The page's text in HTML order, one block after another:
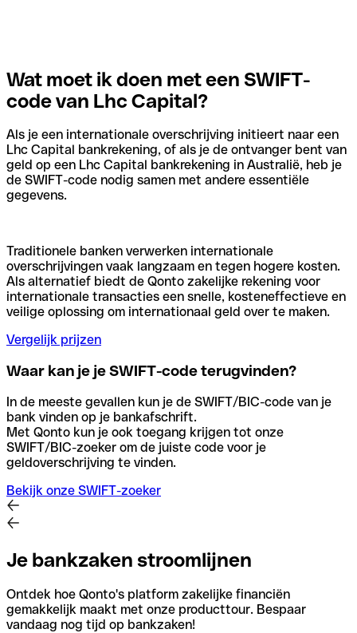
Wat moet ik doen met een SWIFT-
code van Lhc Capital?
Als je een internationale overschrijving initieert naar een
Lhc Capital bankrekening, of als je de ontvanger bent van
geld op een Lhc Capital bankrekening in Australië, heb je
de SWIFT-code nodig samen met andere essentiële
gegevens.
Traditionele banken verwerken internationale
overschrijvingen vaak langzaam en tegen hogere kosten.
Als alternatief biedt de Qonto zakelijke rekening voor
internationale transacties een snelle, kosteneffectieve en
veilige oplossing om internationaal geld over te maken.
Vergelijk prijzen
Waar kan je je SWIFT-code terugvinden?
In de meeste gevallen kun je de SWIFT/BIC-code van je
bank vinden op je bankafschrift.
Met Qonto kun je ook toegang krijgen tot onze
SWIFT/BIC-zoeker om de juiste code voor je
geldoverschrijving te vinden.
Bekijk onze SWIFT-zoeker
Je bankzaken stroomlijnen
Ontdek hoe Qonto's platform zakelijke financiën
gemakkelijk maakt met onze producttour. Bespaar
vandaag nog tijd op bankzaken!